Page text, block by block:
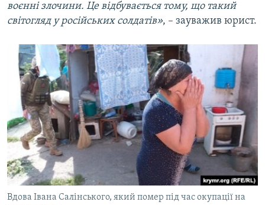
воєнні злочини. Це відбувається тому, що такий
світогляд у російських солдатів», – зауважив юрист.
Вдова Івана Салінського, який помер під час окупації на